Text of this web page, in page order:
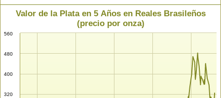
Valor de la Plata en 5 Años en Reales Brasileños
(precio por onza)
320
400
480
560